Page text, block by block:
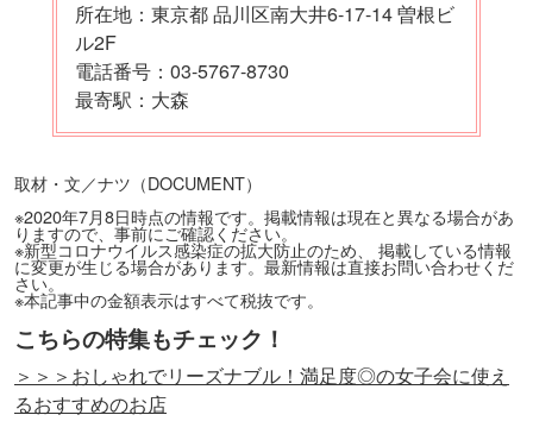
所在地：東京都 品川区南大井6-17-14 曽根ビ
ル2F
電話番号：03-5767-8730
最寄駅：大森
取材・文／ナツ（DOCUMENT）
※2020年7月8日時点の情報です。掲載情報は現在と異なる場合があ
りますので、事前にご確認ください。
※新型コロナウイルス感染症の拡大防止のため、 掲載している情報
に変更が生じる場合があります。最新情報は直接お問い合わせくだ
さい。
※本記事中の金額表示はすべて税抜です。
こちらの特集もチェック！
＞＞＞おしゃれでリーズナブル！満足度◎の女子会に使え
るおすすめのお店